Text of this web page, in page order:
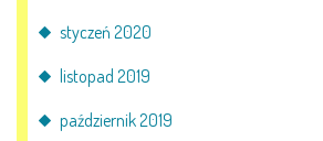
styczeń 2020
listopad 2019
październik 2019